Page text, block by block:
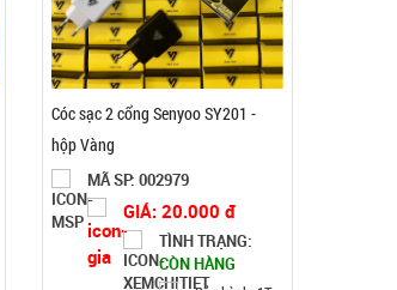
Ấm siêu tốc inox 1,8 Lít ( T24, full vat )
Cóc sạc 2 cổng Senyoo SY201 -
hộp Vàng
MÃ SP: 002979
GIÁ: 20.000 đ
TÌNH TRẠNG:
CÒN HÀNG